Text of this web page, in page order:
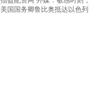
美国国务卿鲁比奥抵达以色列